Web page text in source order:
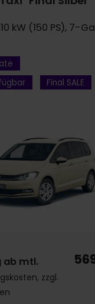
kW (150 PS), 7-
Final SALE
ab mtl.
zzgl.